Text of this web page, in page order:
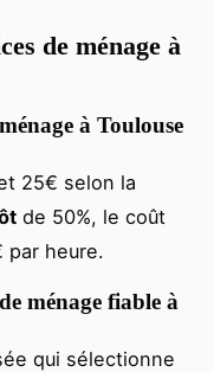
de ménage à
à Toulouse
25€ selon la
de 50%, le coût
heure.
ménage fiable à
qui sélectionne